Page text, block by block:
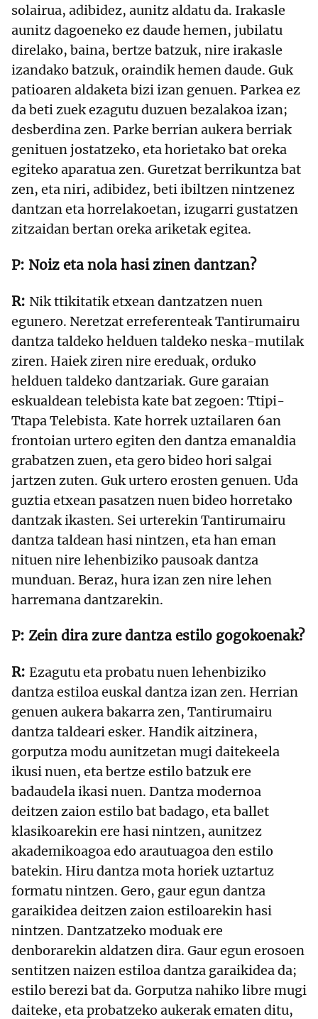
solairua, adibidez, aunitz aldatu da. Irakasle
aunitz dagoeneko ez daude hemen, jubilatu
direlako, baina, bertze batzuk, nire irakasle
izandako batzuk, oraindik hemen daude. Guk
patioaren aldaketa bizi izan genuen. Parkea ez
da beti zuek ezagutu duzuen bezalakoa izan;
desberdina zen. Parke berrian aukera berriak
genituen jostatzeko, eta horietako bat oreka
egiteko aparatua zen. Guretzat berrikuntza bat
zen, eta niri, adibidez, beti ibiltzen nintzenez
dantzan eta horrelakoetan, izugarri gustatzen
zitzaidan bertan oreka ariketak egitea.
Noiz eta nola hasi zinen dantzan?
Nik ttikitatik etxean dantzatzen nuen
egunero. Neretzat erreferenteak Tantirumairu
dantza taldeko helduen taldeko neska-mutilak
ziren. Haiek ziren nire ereduak, orduko
helduen taldeko dantzariak. Gure garaian
eskualdean telebista kate bat zegoen: Ttipi-
Ttapa Telebista. Kate horrek uztailaren 6an
frontoian urtero egiten den dantza emanaldia
grabatzen zuen, eta gero bideo hori salgai
jartzen zuten. Guk urtero erosten genuen. Uda
guztia etxean pasatzen nuen bideo horretako
dantzak ikasten. Sei urterekin Tantirumairu
dantza taldean hasi nintzen, eta han eman
nituen nire lehenbiziko pausoak dantza
munduan. Beraz, hura izan zen nire lehen
harremana dantzarekin.
Zein dira zure dantza estilo gogokoenak?
Ezagutu eta probatu nuen lehenbiziko
dantza estiloa euskal dantza izan zen. Herrian
genuen aukera bakarra zen, Tantirumairu
dantza taldeari esker. Handik aitzinera,
gorputza modu aunitzetan mugi daitekeela
ikusi nuen, eta bertze estilo batzuk ere
badaudela ikasi nuen. Dantza modernoa
deitzen zaion estilo bat badago, eta ballet
klasikoarekin ere hasi nintzen, aunitzez
akademikoagoa edo arautuagoa den estilo
batekin. Hiru dantza mota horiek uztartuz
formatu nintzen. Gero, gaur egun dantza
garaikidea deitzen zaion estiloarekin hasi
nintzen. Dantzatzeko moduak ere
denborarekin aldatzen dira. Gaur egun erosoen
sentitzen naizen estiloa dantza garaikidea da;
estilo berezi bat da. Gorputza nahiko libre mugi
daiteke, eta probatzeko aukerak ematen ditu,